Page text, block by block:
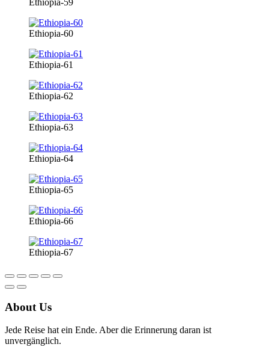
Ethiopia-60
Ethiopia-61
Ethiopia-62
Ethiopia-63
Ethiopia-64
Ethiopia-65
Ethiopia-66
Ethiopia-67
About Us
Jede Reise hat ein Ende. Aber die Erinnerung daran ist
unvergänglich.